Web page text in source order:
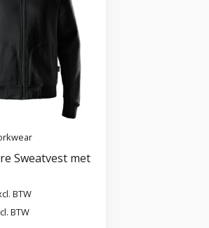
Sweatvest met
BTW
BTW